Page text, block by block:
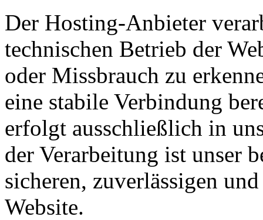
Der Hosting-Anbieter
technischen Betrieb der
oder Missbrauch zu
eine stabile Verbindung
erfolgt ausschließlich in
der Verarbeitung ist unser
sicheren, zuverlässigen
Website.